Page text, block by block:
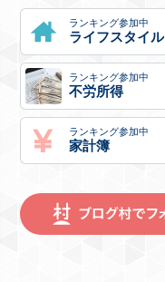
ランキング参加中
ライフスタイル
ランキング参加中
不労所得
ランキング参加中
家計簿